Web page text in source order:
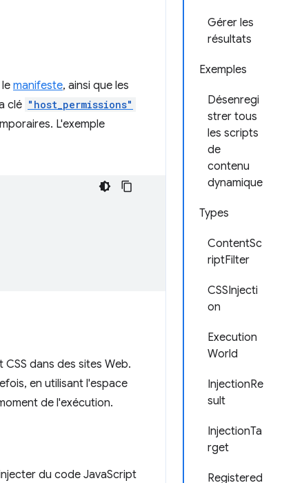
Gérer les
résultats
Exemples
Désenregi
strer tous
les scripts
de
contenu
dynamique
Types
ContentSc
riptFilter
CSSInjecti
on
Execution
World
InjectionRe
sult
InjectionTa
rget
Registered
manifeste, ainsi que les
clé "host_permissions"
L'exemple
dans des sites Web.
en utilisant l'espace
de l'exécution.
du code JavaScript